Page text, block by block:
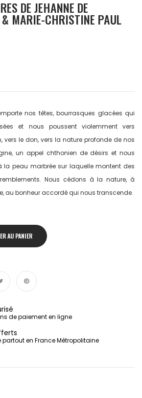
DE JEHANNE DE
MARIE-CHRISTINE PAUL
nos têtes, bourrasques glacées qui
et nous poussent violemment vers
vers le don, vers la nature profonde de nos
un appel chthonien de désirs et nous
la peau marbrée sur laquelle montent des
Nous cédons à la nature, à
au bonheur accordé qui nous transcende.
AU PANIER
de paiement en ligne
en France Métropolitaine